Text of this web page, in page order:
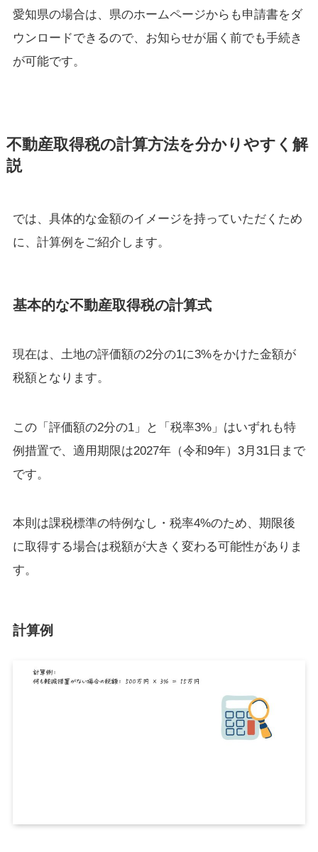
愛知県の場合は、県のホームページからも申請書をダ
ウンロードできるので、お知らせが届く前でも手続き
が可能です。
不動産取得税の計算方法を分かりやすく解
説
では、具体的な金額のイメージを持っていただくため
に、計算例をご紹介します。
基本的な不動産取得税の計算式
現在は、土地の評価額の2分の1に3%をかけた金額が
税額となります。
この「評価額の2分の1」と「税率3%」はいずれも特
例措置で、適用期限は2027年（令和9年）3月31日まで
です。
本則は課税標準の特例なし・税率4%のため、期限後
に取得する場合は税額が大きく変わる可能性がありま
す。
計算例